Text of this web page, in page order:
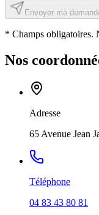
Envoyer ma
* Champs obligatoires.
Nos
Adresse
65 Avenue Jean
Téléphone
04 83 43 80 81